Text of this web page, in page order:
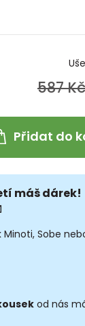
587
Přidat do
máš dárek!
Sobe
od nás